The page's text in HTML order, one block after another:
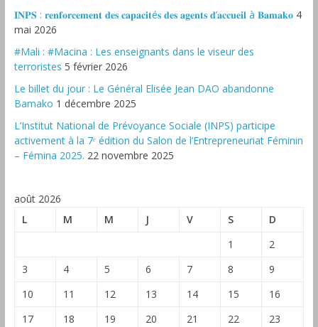
𝐈𝐍𝐏𝐒 : 𝐫𝐞𝐧𝐟𝐨𝐫𝐜𝐞𝐦𝐞𝐧𝐭 𝐝𝐞𝐬 𝐜𝐚𝐩𝐚𝐜𝐢𝐭é𝐬 𝐝𝐞𝐬 𝐚𝐠𝐞𝐧𝐭𝐬 𝐝’𝐚𝐜𝐜𝐮𝐞𝐢𝐥 à 𝐁𝐚𝐦𝐚𝐤𝐨 4
mai 2026
#Mali : #Macina : Les enseignants dans le viseur des
terroristes 5 février 2026
‎Le billet du jour : Le Général Elisée Jean DAO abandonne
Bamako 1 décembre 2025
L’Institut National de Prévoyance Sociale (INPS) participe
activement à la 7ᵉ édition du Salon de l’Entrepreneuriat Féminin
– Fémina 2025. 22 novembre 2025
août 2026
L
M M J V S D
1
2
3
4 5 6 7 8
9
10
11 12 13 14 15
16
17
18 19 20 21 22
23